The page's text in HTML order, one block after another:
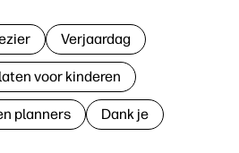
Verjaardag
voor kinderen
planners Dank je